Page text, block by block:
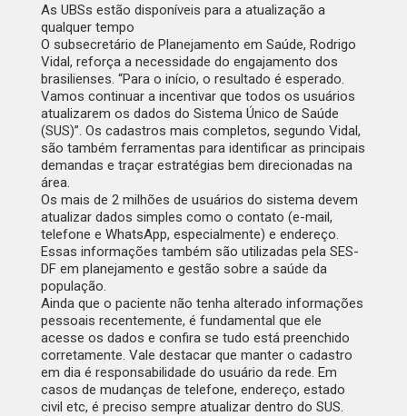
As UBSs estão disponíveis para a atualização a
qualquer tempo
O subsecretário de Planejamento em Saúde, Rodrigo
Vidal, reforça a necessidade do engajamento dos
brasilienses. “Para o início, o resultado é esperado.
Vamos continuar a incentivar que todos os usuários
atualizarem os dados do Sistema Único de Saúde
(SUS)”. Os cadastros mais completos, segundo Vidal,
são também ferramentas para identificar as principais
demandas e traçar estratégias bem direcionadas na
área.
Os mais de 2 milhões de usuários do sistema devem
atualizar dados simples como o contato (e-mail,
telefone e WhatsApp, especialmente) e endereço.
Essas informações também são utilizadas pela SES-
DF em planejamento e gestão sobre a saúde da
população.
Ainda que o paciente não tenha alterado informações
pessoais recentemente, é fundamental que ele
acesse os dados e confira se tudo está preenchido
corretamente. Vale destacar que manter o cadastro
em dia é responsabilidade do usuário da rede. Em
casos de mudanças de telefone, endereço, estado
civil etc, é preciso sempre atualizar dentro do SUS.